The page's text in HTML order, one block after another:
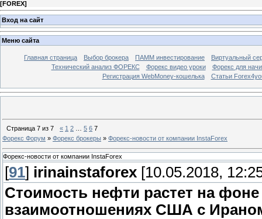
[FOREX]
Вход на сайт
Меню сайта
Главная страница Выбор брокера ПАММ инвестирование
Виртуальный
Технический анализ ФОРЕКС
Форекс видео уроки
Форекс для
Регистрация WebMoney-кошелька
Статьи
Страница 7 из 7 « 1 2 5 6 7
Форекс Форум » Форекс брокеры » Форекс-новости от компании InstaForex
Форекс-новости от компании InstaForex
[91] irinainstaforex [10.05.2018,
Стоимость нефти растет на
взаимоотношениях США с